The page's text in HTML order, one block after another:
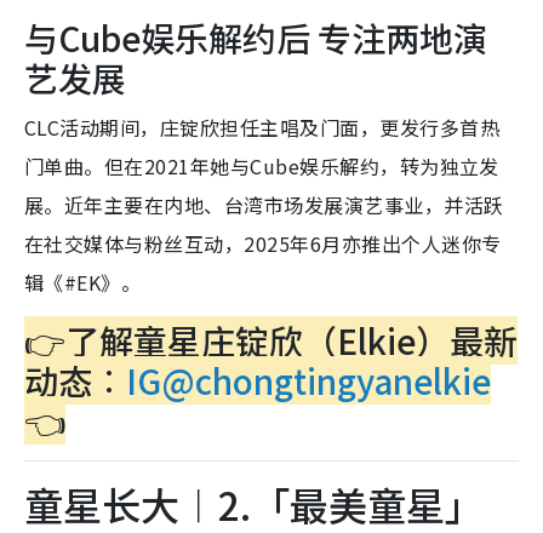
与Cube娱乐解约后 专注两地演
艺发展
CLC活动期间，庄锭欣担任主唱及门面，更发行多首热
门单曲。但在2021年她与Cube娱乐解约，转为独立发
展。近年主要在内地、台湾市场发展演艺事业，并活跃
在社交媒体与粉丝互动，2025年6月亦推出个人迷你专
辑《#EK》。
👉了解童星庄锭欣（Elkie）最新
动态︰ IG@chongtingyanelkie
👈
童星长大︱2.「最美童星」